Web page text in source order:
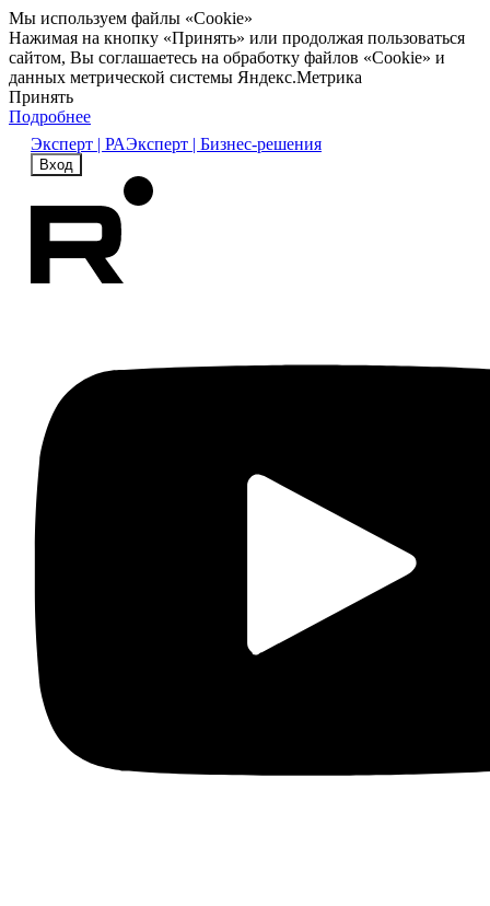
Мы используем файлы «Cookie»
Нажимая на кнопку «Принять» или продолжая пользоваться
сайтом, Вы соглашаетесь на обработку файлов «Cookie» и
данных метрической системы Яндекс.Метрика
Принять
Подробнее
Эксперт | РАЭксперт | Бизнес-решения
Вход